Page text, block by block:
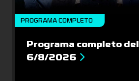
PROGRAMA COMPLETO
Programa completo del
6/8/2026